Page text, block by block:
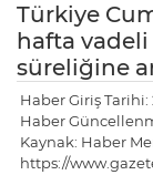
Türkiye
hafta
süreliğine
Haber Giriş Tarihi:
Haber
Kaynak: Haber
https://